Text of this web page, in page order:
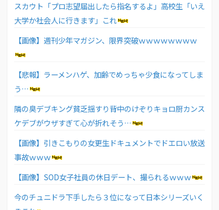
スカウト「プロ志望届出したら指名するよ」高校生「いえ
大学か社会人に行きます」これ
【画像】週刊少年マガジン、限界突破ｗｗｗｗｗｗｗｗ
【悲報】ラーメンハゲ、加齢でめっちゃ少食になってしま
う…
隣の臭デブキング貧乏揺すり背中のけぞりキョロ厨カンス
ケデブがウザすぎて心が折れそう…
【画像】引きこもりの女更生ドキュメントでドエロい放送
事故ｗｗｗ
【画像】SOD女子社員の休日デート、撮られるｗｗｗ
今のチュニドラ下手したら３位になって日本シリーズいく